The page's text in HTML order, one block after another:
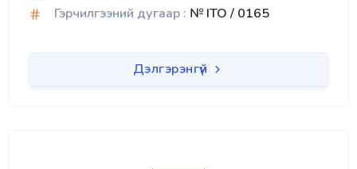
Гэрчилгээний дугаар : № ITO / 0165
Дэлгэрэнгүй